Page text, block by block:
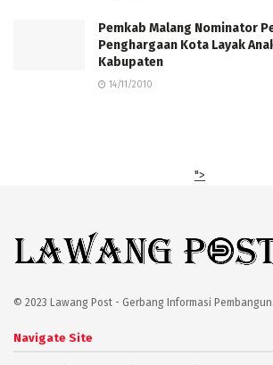
Pemkab Malang Nominator
Penghargaan Kota Layak
Kabupaten
14/11/2010
">
© 2023 Lawang Post - Gerbang Informasi
Navigate Site